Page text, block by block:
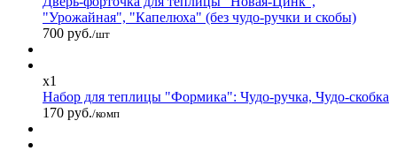
"Урожайная", "Капелюха" (без чудо-ручки и скобы)
700 руб./шт
x1
Набор для теплицы "Формика": Чудо-ручка, Чудо-скобка
170 руб./комп